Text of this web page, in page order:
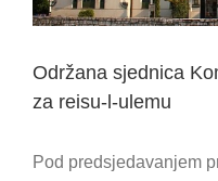
Održana sjednica
za reisu-l-ulemu
Pod predsjedavanjem